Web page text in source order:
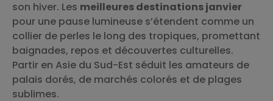
son hiver. Les meilleures destinations janvier
pour une pause lumineuse s’étendent comme un
collier de perles le long des tropiques, promettant
baignades, repos et découvertes culturelles.
Partir en Asie du Sud-Est séduit les amateurs de
palais dorés, de marchés colorés et de plages
sublimes.